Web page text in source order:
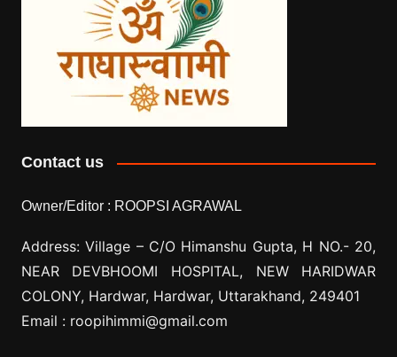
Contact us
Owner/Editor : ROOPSI AGRAWAL
Address: Village – C/O Himanshu Gupta, H NO.- 20,
NEAR DEVBHOOMI HOSPITAL, NEW HARIDWAR
COLONY, Hardwar, Hardwar, Uttarakhand, 249401
Email : roopihimmi@gmail.com